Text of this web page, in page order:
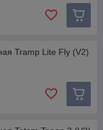
Tramp Lite Fly (V2)